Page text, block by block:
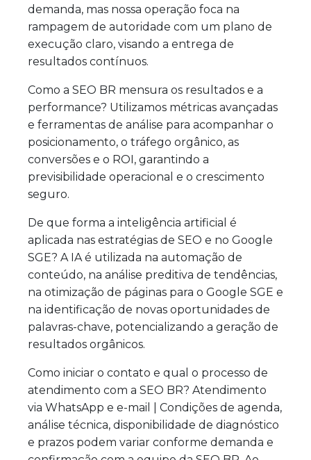
demanda, mas nossa operação foca na
rampagem de autoridade com um plano de
execução claro, visando a entrega de
resultados contínuos.
Como a SEO BR mensura os resultados e a
performance? Utilizamos métricas avançadas
e ferramentas de análise para acompanhar o
posicionamento, o tráfego orgânico, as
conversões e o ROI, garantindo a
previsibilidade operacional e o crescimento
seguro.
De que forma a inteligência artificial é
aplicada nas estratégias de SEO e no Google
SGE? A IA é utilizada na automação de
conteúdo, na análise preditiva de tendências,
na otimização de páginas para o Google SGE e
na identificação de novas oportunidades de
palavras-chave, potencializando a geração de
resultados orgânicos.
Como iniciar o contato e qual o processo de
atendimento com a SEO BR? Atendimento
via WhatsApp e e-mail | Condições de agenda,
análise técnica, disponibilidade de diagnóstico
e prazos podem variar conforme demanda e